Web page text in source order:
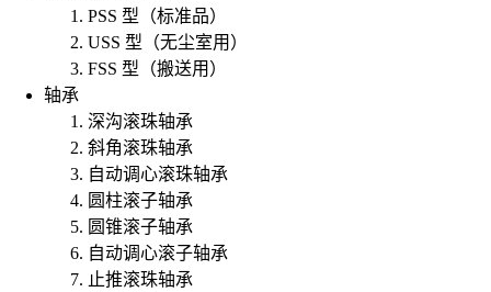
PSS 型（标准品）
USS 型（无尘室用）
FSS 型（搬送用）
轴承
深沟滚珠轴承
斜角滚珠轴承
自动调心滚珠轴承
圆柱滚子轴承
圆锥滚子轴承
自动调心滚子轴承
止推滚珠轴承